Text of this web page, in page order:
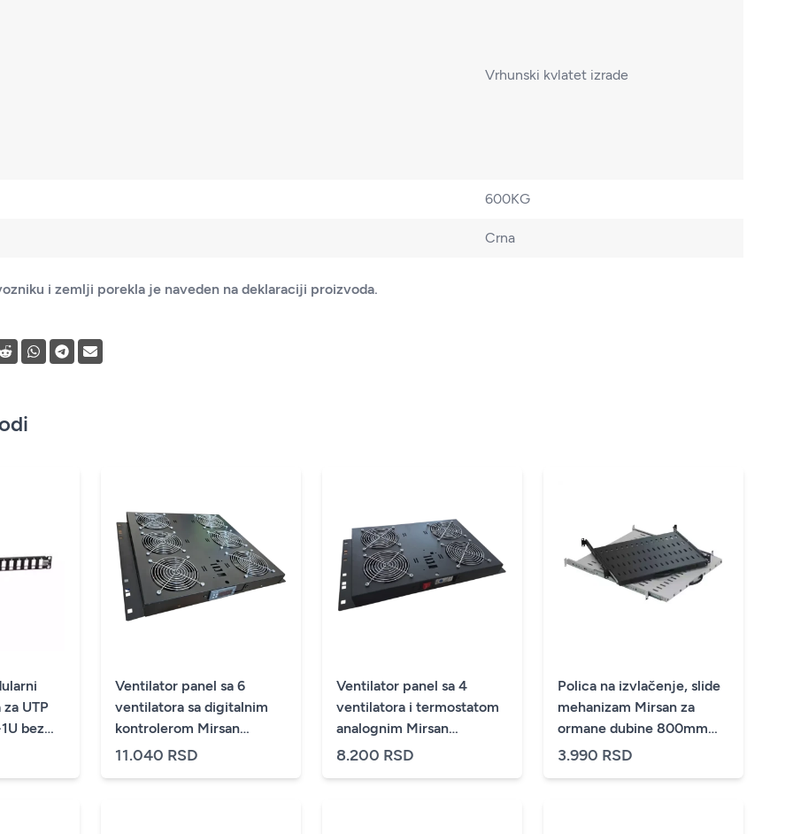
Vrhunski kvlatet izrade
600KG
Crna
i zemlji porekla je naveden na deklaraciji proizvoda.
UTP
Ventilator panel sa 6
ventilatora sa digitalnim
kontrolerom Mirsan
MR.FAN6DT.01 Crni
11.040 RSD
Ventilator panel sa 4
ventilatora i termostatom
analognim Mirsan
MR.FAN4AT.01
8.200 RSD
Polica na izvlačenje, slide
mehanizam Mirsan za
ormane dubine 800mm
MR.HRK80.01YK
3.990 RSD